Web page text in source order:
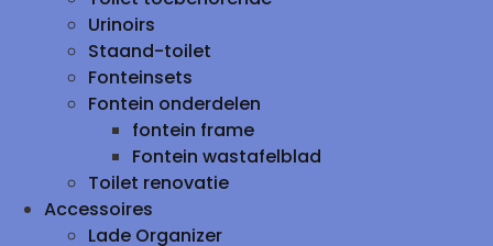
Urinoirs
Staand-toilet
Fonteinsets
Fontein onderdelen
fontein frame
Fontein wastafelblad
Toilet renovatie
Accessoires
Lade Organizer